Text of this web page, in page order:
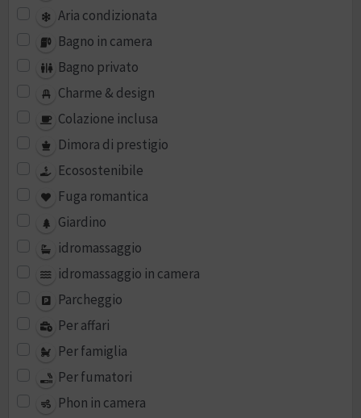
Aria condizionata
Bagno in camera
Bagno privato
Charme & design
Colazione inclusa
Dimora di prestigio
Ecosostenibile
Fuga romantica
Giardino
idromassaggio
idromassaggio in camera
Parcheggio
Per affari
Per famiglia
Per fumatori
Phon in camera